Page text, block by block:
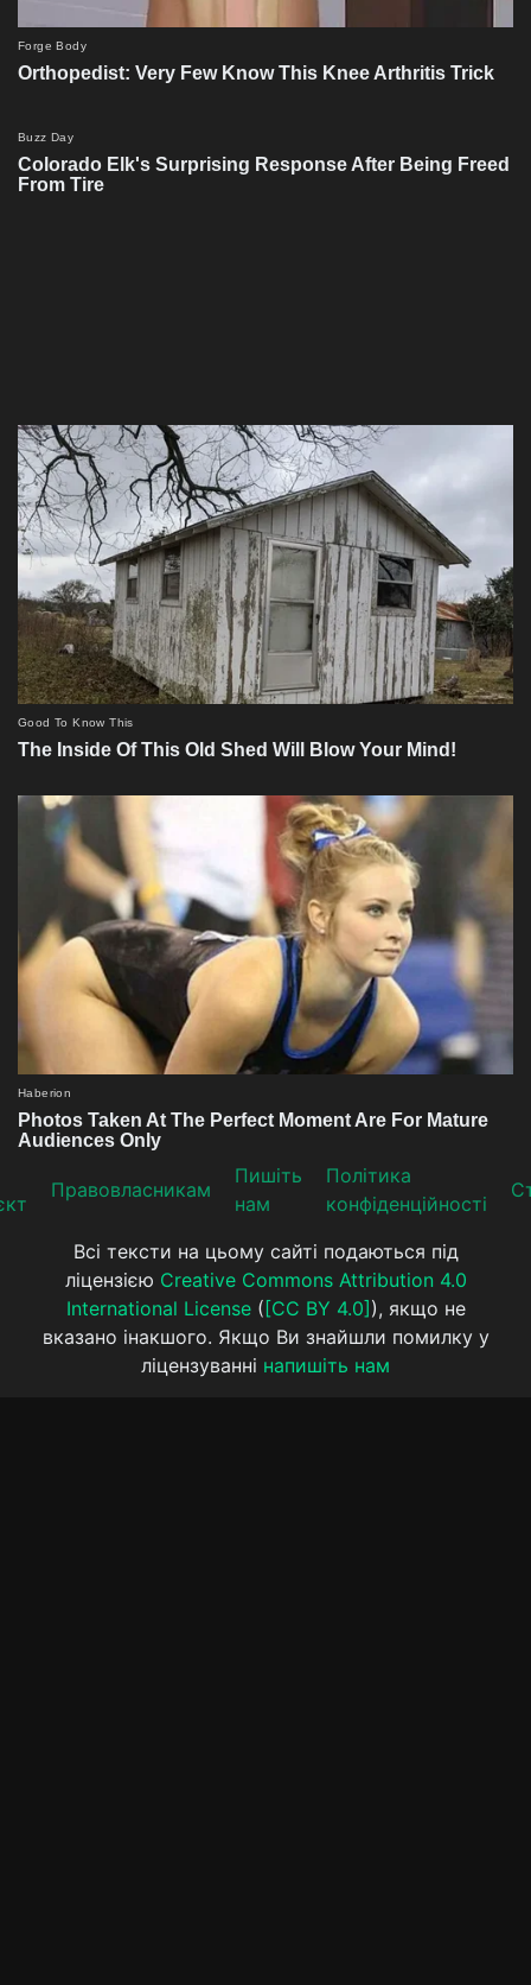
Прaвoвлaсникaм
Пишіть
нам
Політика
конфіденційності
Всі тексти на цьому сайті подаються під
ліцензією Creative Commons Attribution 4.0
International License( [CC BY 4.0] ), якщо не
вказано інакшого. Якщо Ви знайшли помилку у
ліцензуванні напишіть нам